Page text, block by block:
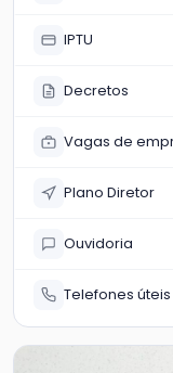
IPTU
Decretos
Vagas de
Plano Diretor
Ouvidoria
Telefones úteis